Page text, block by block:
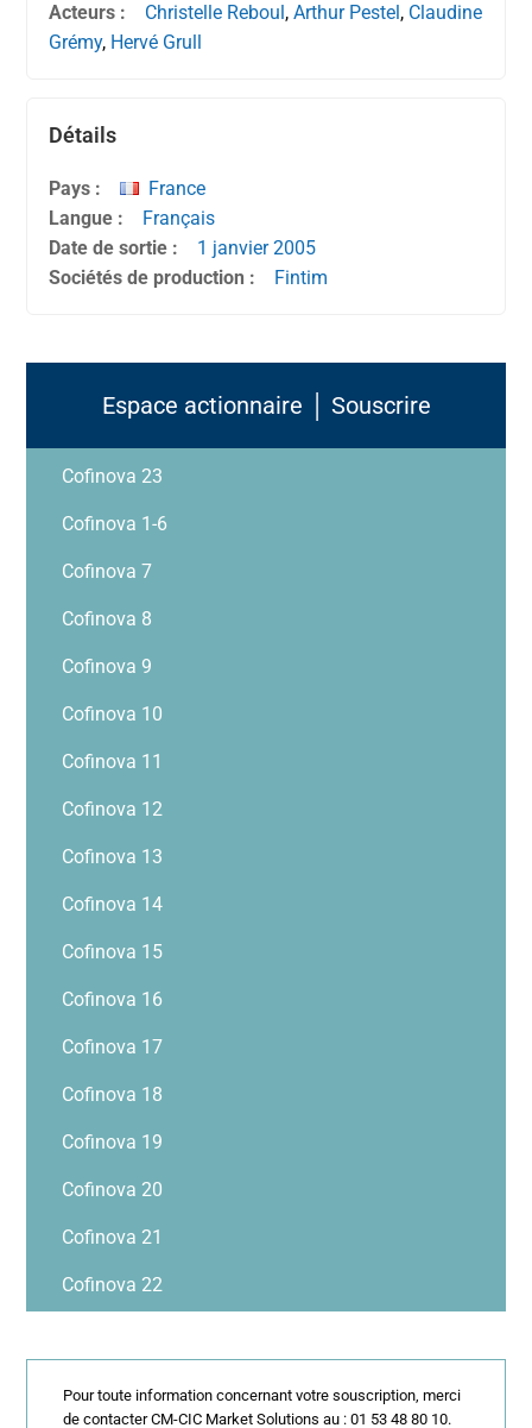
Acteurs :
Christelle Reboul,Arthur Pestel, Claudine
Grémy, Hervé Grull
Détails
Pays :
France
Langue :
Français
Date de sortie :
1 janvier 2005
Sociétés de production :
Fintim
Espace actionnaire │ Souscrire
Cofinova 23
Cofinova 1-6
Cofinova 7
Cofinova 8
Cofinova 9
Cofinova 10
Cofinova 11
Cofinova 12
Cofinova 13
Cofinova 14
Cofinova 15
Cofinova 16
Cofinova 17
Cofinova 18
Cofinova 19
Cofinova 20
Cofinova 21
Cofinova 22
Pour toute information concernant votre souscription, merci
de contacter CM-CIC Market Solutions au : 01 53 48 80 10.